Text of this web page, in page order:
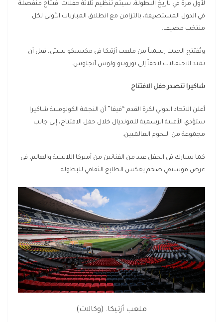
لأول مرة في تاريخ البطولة، سيتم تنظيم ثلاثة حفلات افتتاح منفصلة
في الدول المستضيفة، بالتزامن مع انطلاق المباريات الأولى لكل
منتخب مضيف.
ويُفتتح الحدث رسمياً من ملعب أزتيكا في مكسيكو سيتي، قبل أن
تمتد الاحتفالات لاحقاً إلى تورونتو ولوس أنجلوس.
شاكيرا تتصدر حفل الافتتاح
أعلن الاتحاد الدولي لكرة القدم “فيفا” أن النجمة الكولومبية شاكيرا
ستؤدي الأغنية الرسمية للمونديال خلال حفل الافتتاح، إلى جانب
مجموعة من النجوم العالميين.
كما يشارك في الحفل عدد من الفنانين من أميركا اللاتينية والعالم، في
عرض موسيقي ضخم يعكس الطابع الثقافي للبطولة.
ملعب أزتيكا. (وكالات)